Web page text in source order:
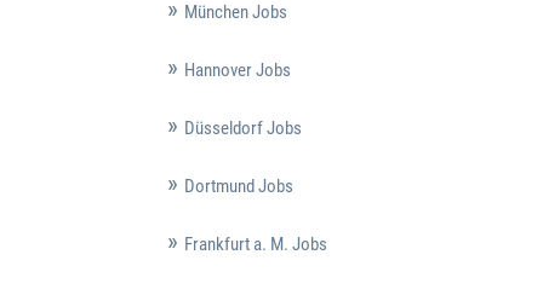
München Jobs
Hannover Jobs
Düsseldorf Jobs
Dortmund Jobs
Frankfurt a. M. Jobs